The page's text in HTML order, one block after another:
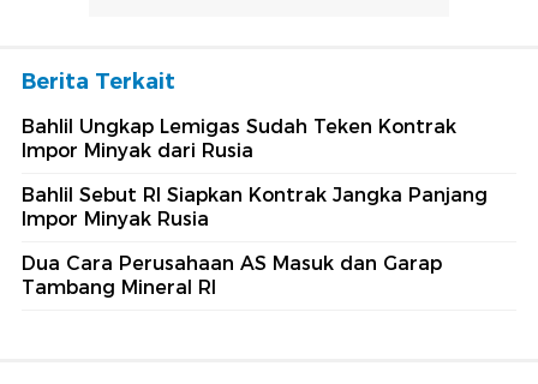
Berita Terkait
Bahlil Ungkap Lemigas Sudah Teken Kontrak
Impor Minyak dari Rusia
Bahlil Sebut RI Siapkan Kontrak Jangka Panjang
Impor Minyak Rusia
Dua Cara Perusahaan AS Masuk dan Garap
Tambang Mineral RI